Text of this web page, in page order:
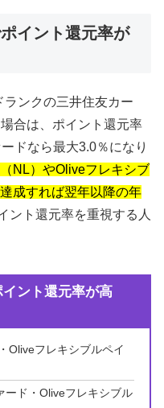
イント還元率が
ンクの三井住友カー
合は、ポイント還元率
ドなら最大3.0％になり
NL）やOliveフレキシブ
成すれば翌年以降の年
ント還元率を重視する人
ント還元率が高
Oliveフレキシブルペイ
ード・Oliveフレキシブル